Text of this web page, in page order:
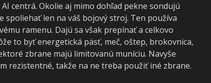
centrá. Okolie aj mimo dohľad pekne sondujú
spoliehať len na váš bojový stroj. Ten používa
ramenu. Dajú sa však prepínať a celkovo
to byť energetická päsť, meč, oštep, brokovnica,
zbrane majú limitovanú muníciu. Navyše
rezistentné, takže na ne treba použiť iné zbrane.